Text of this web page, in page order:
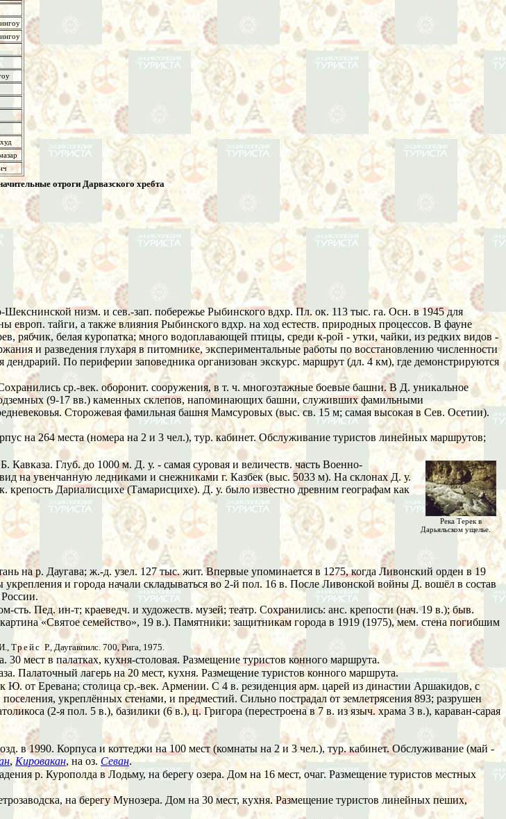
отроги Дарвазского хребта
низм. и сев.-зап. побережье Рыбинского вдхр. Пл. ок. 113 тыс. га. Осн. в 1945 для
тайги, а также влияния Рыбинского вдхр. на ход естеств. природных процессов. В фауне
рябчик, белая куропатка; много водоплавающей птицы, среди к-рой - утки, чайки, из редких видов -
и разведения глухаря в питомнике, экспериментальные работы по восстановлению численности
По периферии заповедника организован экскурс. маршрут (дл. 4 км), где демонстрируются
ср.-век. оборонит. сооружения, в т. ч. многоэтажные боевые башни. В Д. уникальное
(9-17 вв.) каменных склепов, напоминающих башни, служивших фамильными
Сторожевая фамильная башня Мамсуровых (выс. св. 15 м; самая высокая в Сев. Осетии).
на 264 места (номера на 2 и 3 чел.), тур. кабинет. Обслуживание туристов линейных маршрутов;
Река Терек в
Дарьяльском ущелье.
Кавказа. Глуб. до 1000 м. Д. у. - самая суровая и величеств. часть Военно-
вид на увенчанную ледниками и снежниками г. Казбек (выс. 5033 м). На склонах Д. у.
Дариалисцихе (Тамарисцихе). Д. у. было известно древним географам как
на р. Даугава; ж.-д. узел. 127 тыс. жит. Впервые упоминается в 1275, когда Ливонский орден в 19
и города начали складываться во 2-й пол. 16 в. После Ливонской войны Д. вошёл в состав
Пед. ин-т; краеведч. и художеств. музей; театр. Сохранились: анс. крепости (нач. 19 в.); быв.
«Святое семейство», 19 в.). Памятники: защитникам города в 1919 (1975), мем. стена погибшим
Трейс Р.,Даугавпилс. 700, Рига, 1975.
мест в палатках, кухня-столовая. Размещение туристов конного маршрута.
Палаточный лагерь на 20 мест, кухня. Размещение туристов конного маршрута.
от Еревана; столица ср.-век. Армении. С 4 в. резиденция арм. царей из династии Аршакидов, с
укреплённых стенами, и предместий. Сильно пострадал от землетрясения 893; разрушен
(2-я пол. 5 в.), базилики (6 в.), ц. Григора (перестроена в 7 в. из языч. храма 3 в.), караван-сарая
в 1990. Корпуса и коттеджи на 100 мест (комнаты на 2 и 3 чел.), тур. кабинет. Обслуживание (май -
, Кировакан, на оз. Севан.
р. Курополда в Лодьму, на берегу озера. Дом на 16 мест, очаг. Размещение туристов местных
на берегу Мунозера. Дом на 30 мест, кухня. Размещение туристов линейных пеших,